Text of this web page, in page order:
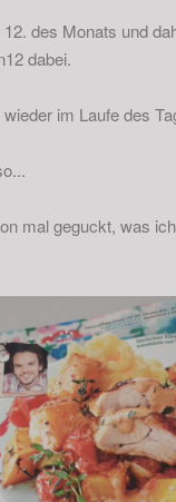
des Monats und
dabei.
im Laufe des
mal geguckt, was